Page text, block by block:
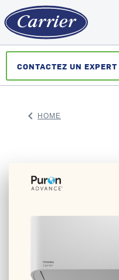
CONTACTEZ UN EXPERT
keyboard_arrow_left HOME